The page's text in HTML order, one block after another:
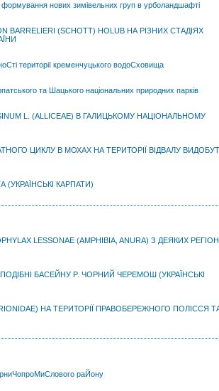
нових зимівельних груп в урболандшафті
BARRELIERI (SCHOTT) HOLUB НА РІЗНИХ СТАДІЯХ
території кременчуцького водоСховища
та Шацького національних природних парків
L. (ALLICEAE) В ГАЛИЦЬКОМУ НАЦІОНАЛЬНОМУ
ЦИКЛУ В МОХАХ НА ТЕРИТОРІЇ ВІДВАЛУ
КАРПАТИ)
LESSONAE (AMPHІBIA, ANURA) З ДЕЯКИХ
БАСЕЙНУ P. ЧОРНИЙ ЧЕРЕМОШ (УКРАЇНСЬКІ
НА ТЕРИТОРІЇ ПРАВОБЕРЕЖНОГО ПОЛІССЯ
раЙону